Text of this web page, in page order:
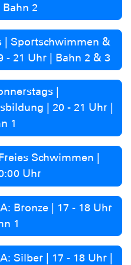
2
| Sportschwimmen &
- 21 Uhr | Bahn 2 & 3
|
| 20 - 21 Uhr |
1
Schwimmen |
Uhr
Bronze | 17 - 18 Uhr
1
Silber | 17 - 18 Uhr |